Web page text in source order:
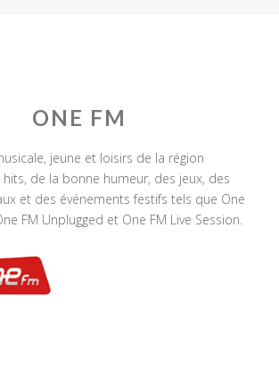
ONE FM
jeune et loisirs de la région
de la bonne humeur, des jeux, des
et des événements festifs tels que One
FM Unplugged et One FM Live Session.